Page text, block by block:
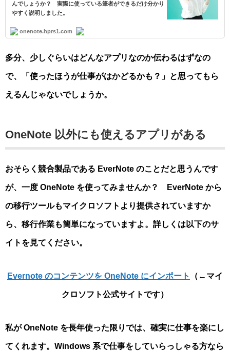
んでしょうか？ 実際に使っている筆者ができるだけ分かり
やすく説明しました。
onenote.hprs1.com
多分、少しぐらいはどんなアプリなのか伝わるはずなの
で、「使ったほうが仕事がはかどるかも？」と思ってもら
えるんじゃないでしょうか。
OneNote 以外にも使えるアプリがある
おそらく競合製品である EverNote のことだと思うんです
が、一度 OneNote を使ってみませんか？ EverNote から
の移行ツールもマイクロソフトより提供されていますか
ら、移行作業も簡単になっていますよ。詳しくは以下のサ
イトを見てください。
Evernote のコンテンツを OneNote にインポート （←マイ
クロソフト公式サイトです）
私が OneNote を長年使った限りでは、確実に仕事を楽にし
てくれます。Windows 系で仕事をしていらっしゃる方なら